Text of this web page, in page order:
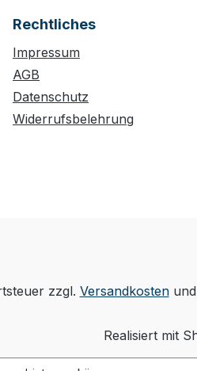
Rechtliches
Impressum
AGB
Datenschutz
Widerrufsbelehrung
zzgl. Versandkostenund
Realisiert mit